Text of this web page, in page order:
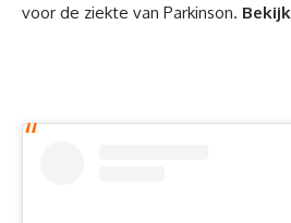
voor de ziekte van Parkinson.